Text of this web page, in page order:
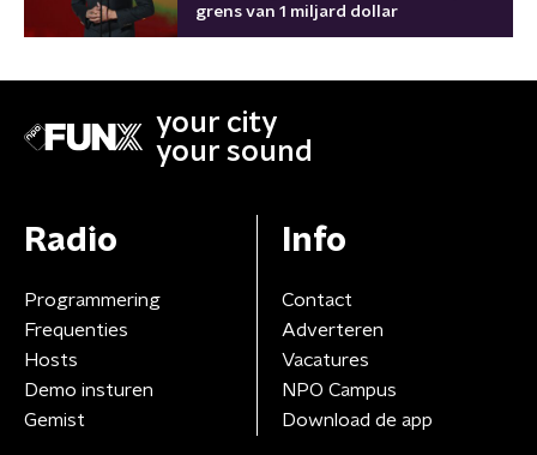
grens van 1 miljard dollar
your city
your sound
Radio
Programmering
Frequenties
Hosts
Demo insturen
Gemist
Info
Contact
Adverteren
Vacatures
NPO Campus
Download de app